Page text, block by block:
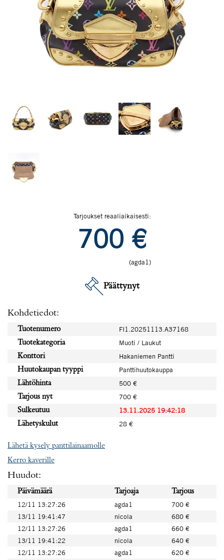
Tarjoukset reaaliaikaisesti:
700 €
(agda1)
Päättynyt
Kohdetiedot:
Tuotenumero
FI1.20251113.A37168
Tuotekategoria
Muoti / Laukut
Konttori
Hakaniemen Pantti
Huutokaupan tyyppi
Panttihuutokauppa
Lähtöhinta
500 €
Tarjous nyt
700 €
Sulkeutuu
13.11.2025 19:42:18
Lähetyskulut
28 €
Lähetä kysely panttilainaamolle
Kerro kaverille
Huudot:
Päivämäärä Tarjoaja
Tarjous
12/11 13:27:26
agda1
700 €
13/11 19:41:47
nicola
680 €
12/11 13:27:26
agda1
660 €
13/11 19:41:22
nicola
640 €
12/11 13:27:26
agda1
620 €